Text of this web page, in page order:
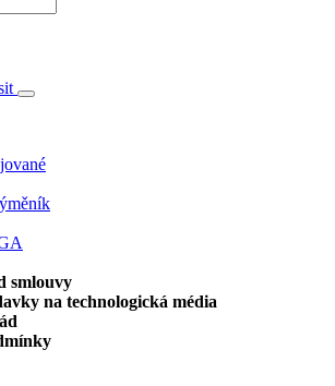
smlouvy
na technologická média